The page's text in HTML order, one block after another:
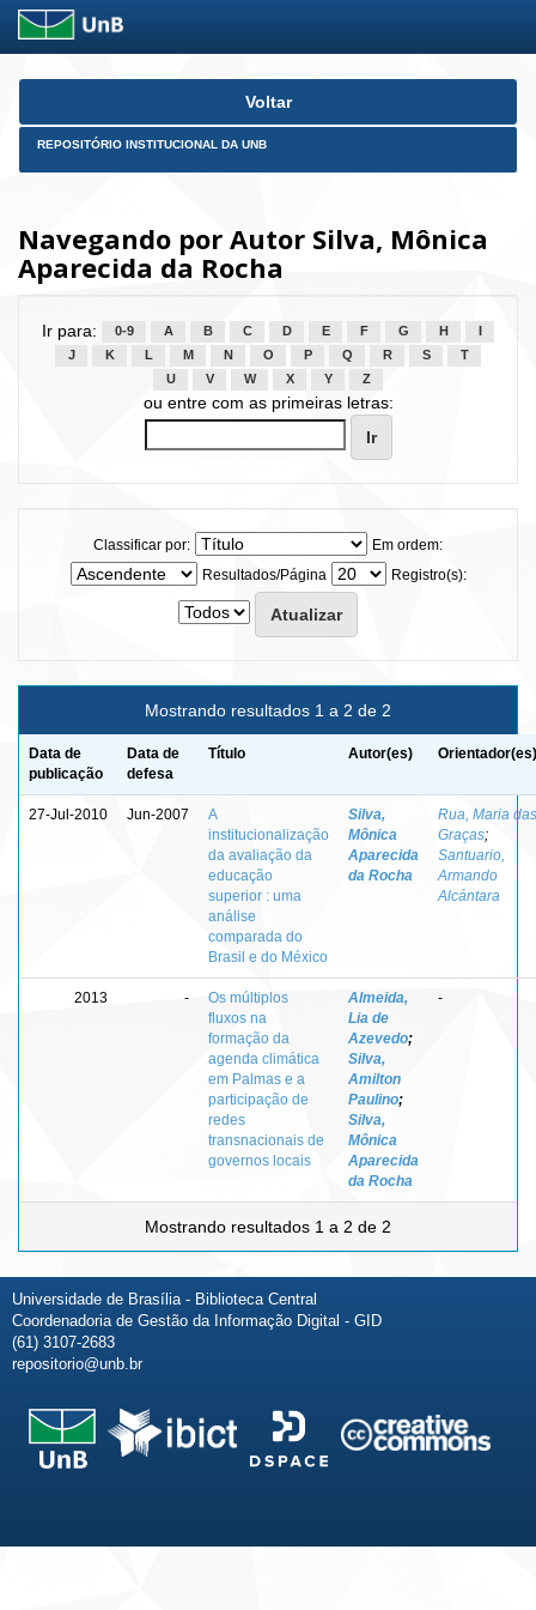
Skip
Voltar
REPOSITÓRIO INSTITUCIONAL DA UNB
Navegando por Autor Silva, Mônica
Aparecida da Rocha
Ir para: 0-9 A B C D E F G H
J
K L M N O P Q R S
T
U
V W X Y Z
ou entre com as primeiras letras:
Classificar por:
Em ordem:
Resultados/Página
Registro(s):
Mostrando resultados 1 a 2 de 2
Data de
publicação
Data de
defesa
Título Autor(es) Orientador(es)
27-Jul-2010 Jun-2007
A
institucionalização
da avaliação da
educação
superior : uma
análise
comparada do
Brasil e do México
Silva,
Mônica
Aparecida
da Rocha
Rua, Maria das
Graças;
Santuario,
Armando
Alcántara
2013 -
Os múltiplos
fluxos na
formação da
agenda climática
em Palmas e a
participação de
redes
transnacionais de
governos locais
Almeida,
Lia de
Azevedo;
Silva,
Amilton
Paulino;
Silva,
Mônica
Aparecida
da Rocha
-
Mostrando resultados 1 a 2 de 2
Universidade de Brasília - Biblioteca Central
Coordenadoria de Gestão da Informação Digital - GID
(61) 3107-2683
repositorio@unb.br